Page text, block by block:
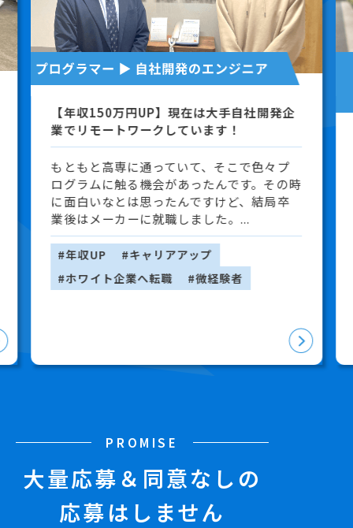
【年収150万円UP】現在は大手自社開発企
業でリモートワークしています！
もともと高専に通っていて、そこで色々プ
ログラムに触る機会があったんです。その時
に面白いなとは思ったんですけど、結局卒
業後はメーカーに就職しました。...
#年収UP
#キャリアアップ
#ホワイト企業へ転職
#微経験者
PROMISE
大量応募＆同意なしの
応募はしません